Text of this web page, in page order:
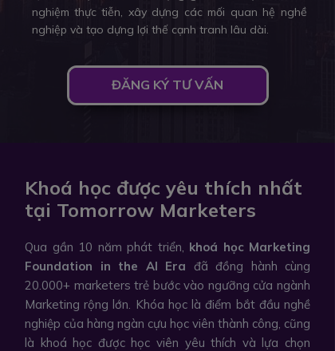
nghiệm thực tiễn, xây dựng các mối quan hệ nghề
nghiệp và tạo dựng lợi thế cạnh tranh lâu dài.
ĐĂNG KÝ TƯ VẤN
Khoá học được yêu thích nhất
tại Tomorrow Marketers
Qua gần 10 năm phát triển, khoá học Marketing
Foundation in the AI Era đã đồng hành cùng
20.000+ marketers trẻ bước vào ngưỡng cửa ngành
Marketing rộng lớn. Khóa học là điểm bắt đầu nghề
nghiệp của hàng ngàn cựu học viên thành công, cũng
là khoá học được học viên yêu thích và lựa chọn